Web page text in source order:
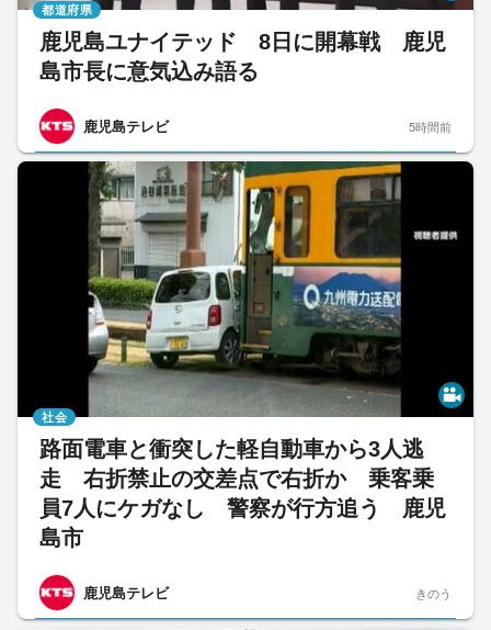
鹿児島ユナイテッド 8日に開幕戦 鹿児
島市長に意気込み語る
鹿児島テレビ
都道府県
5時間前
路面電車と衝突した軽自動車から3人逃
走 右折禁止の交差点で右折か 乗客乗
員7人にケガなし 警察が行方追う 鹿児
島市
鹿児島テレビ
社会
きのう